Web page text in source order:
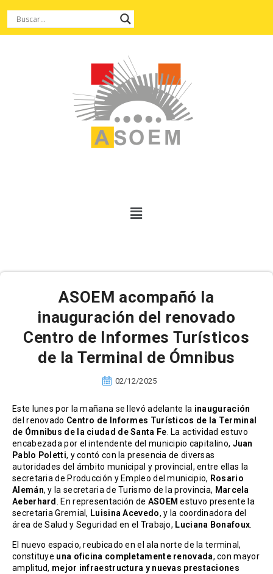
ASOEM acompañó la
inauguración del renovado
Centro de Informes Turísticos
de la Terminal de Ómnibus
02/12/2025
Este lunes por la mañana se llevó adelante la inauguración
del renovado Centro de Informes Turísticos de la Terminal
de Ómnibus de la ciudad de Santa Fe. La actividad estuvo
encabezada por el intendente del municipio capitalino, Juan
Pablo Poletti, y contó con la presencia de diversas
autoridades del ámbito municipal y provincial, entre ellas la
secretaria de Producción y Empleo del municipio, Rosario
Alemán, y la secretaria de Turismo de la provincia, Marcela
Aeberhard. En representación de ASOEM estuvo presente la
secretaria Gremial, Luisina Acevedo, y la coordinadora del
área de Salud y Seguridad en el Trabajo, Luciana Bonafoux.
El nuevo espacio, reubicado en el ala norte de la terminal,
constituye una oficina completamente renovada, con mayor
amplitud, mejor infraestructura y nuevas prestaciones